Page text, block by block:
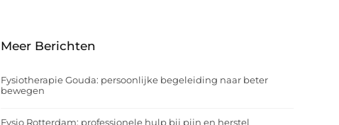
Meer Berichten
Fysiotherapie Gouda: persoonlijke begeleiding naar beter
bewegen
Fysio Rotterdam: professionele hulp bij pijn en herstel